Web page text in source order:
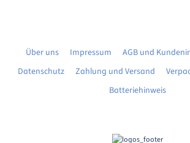
Über uns Impressum
AGB und
Datenschutz
Zahlung und Versand
Batteriehinweis